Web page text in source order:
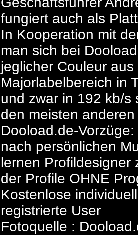
fungiert auch als
In Kooperation mit
man sich bei
jeglicher Couleur
Majorlabelbereich in
und zwar in 192 kb/s
den meisten
Dooload.de-
nach persönlichen
lernen Profildesigner
der Profile OHNE
Kostenlose
registrierte User
Fotoquelle :